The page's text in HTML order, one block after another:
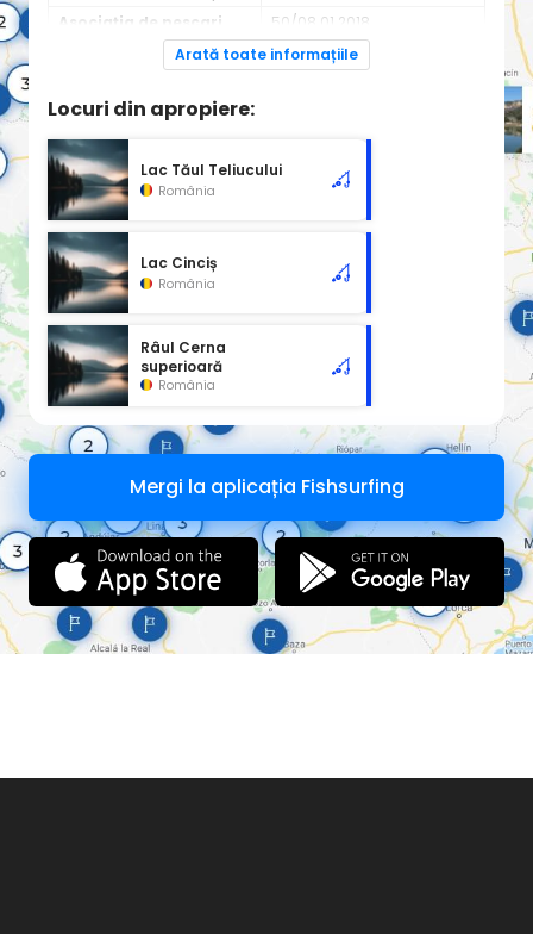
Asociația de pescari
50/08.01.2018
Arată toate informațiile
Locuri din apropiere:
Lac Tăul Teliucului
România
Lac Cinciș
România
Râul Cerna
superioară
România
Mergi la aplicația Fishsurfing